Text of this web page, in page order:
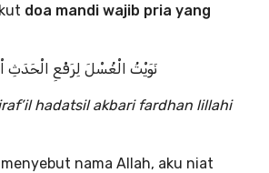
doa mandi wajib pria yang
نَوَيْتُ الْغُسْلَ لِرَفْعِ الْحَدَثِ
hadatsil akbari fardhan lillahi
nama Allah, aku niat